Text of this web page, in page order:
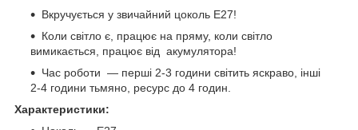
Вкручується у звичайний цоколь Е27!
Коли світло є, працює на пряму, коли світло
вимикається, працює від акумулятора!
Час роботи — перші 2-3 години світить яскраво, інші
2-4 години тьмяно, ресурс до 4 годин.
Характеристики: